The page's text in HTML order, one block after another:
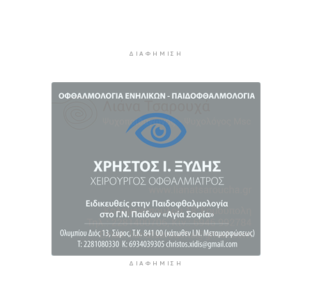
Η αγγλική ομοσπονδία καταργεί τα τσιμεντένια
προστατευτικά γύρω από τον αγωνιστικό χώρο
μετά τον θάνατο ποδοσφαιριστή
13 ώρες 8 λεπτά πρίν
ΔΙΑΦΉΜΙΣΗ
ΔΙΑΦΉΜΙΣΗ